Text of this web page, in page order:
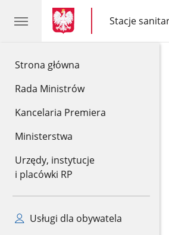
Strona główna
Rada Ministrów
Kancelaria Premiera
Ministerstwa
Urzędy, instytucje
i placówki RP
Usługi dla obywatela
gov.pl
gov.pl
Stacje
gov.pl
Stacje
sanitarno-
epidemiologiczne